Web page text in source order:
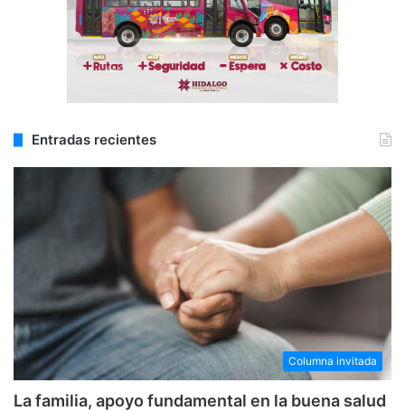
Entradas recientes
Columna invitada
La familia, apoyo fundamental en la buena salud